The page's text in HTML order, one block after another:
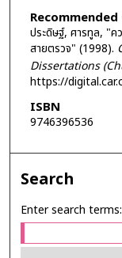
ประดิษฐ์, ศารทูล, "ค
สายตรวจ" (1998).
Dissertations
https://
ISBN
9746396536
Search
Enter search terms: